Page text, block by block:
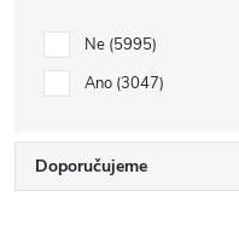
Ne 5995
Ano 3047
ŘDoporučujeme